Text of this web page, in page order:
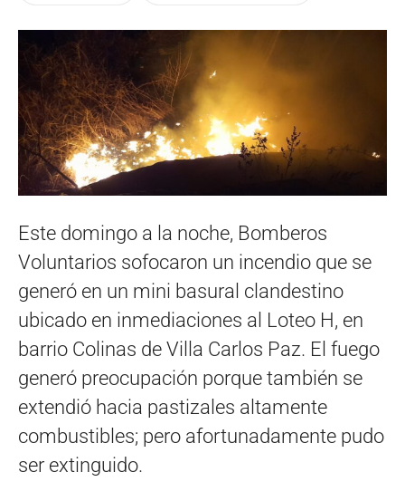
Este domingo a la noche, Bomberos
Voluntarios sofocaron un incendio que se
generó en un mini basural clandestino
ubicado en inmediaciones al Loteo H, en
barrio Colinas de Villa Carlos Paz. El fuego
generó preocupación porque también se
extendió hacia pastizales altamente
combustibles; pero afortunadamente pudo
ser extinguido.